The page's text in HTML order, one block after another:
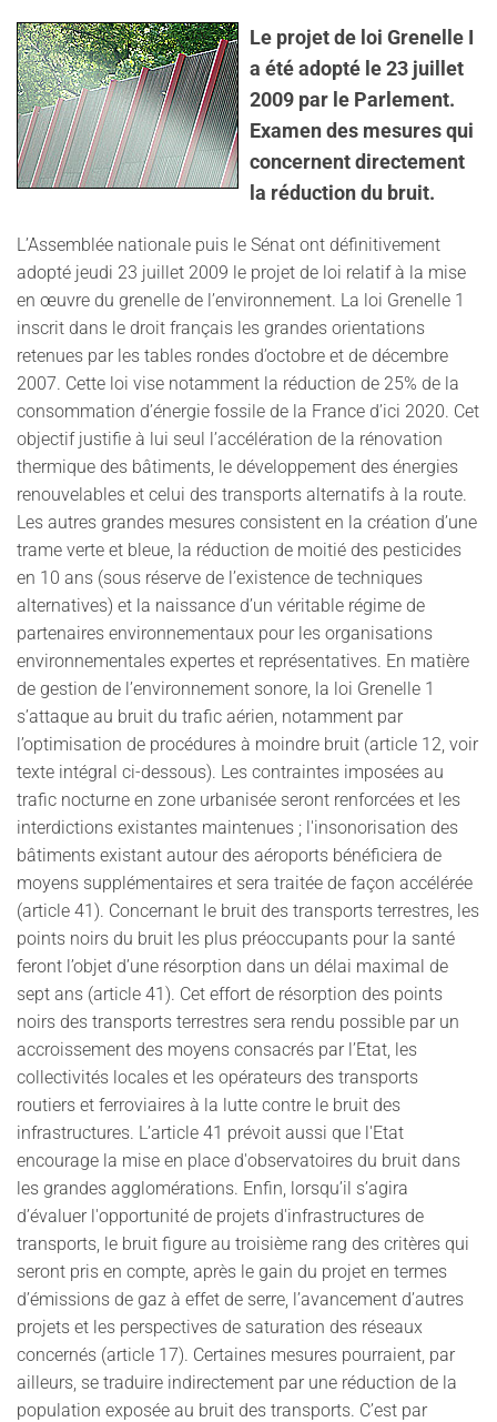
Le projet de loi Grenelle I
a été adopté le 23 juillet
2009 par le Parlement.
Examen des mesures qui
concernent directement
la réduction du bruit.
L’Assemblée nationale puis le Sénat ont définitivement
adopté jeudi 23 juillet 2009 le projet de loi relatif à la mise
en œuvre du grenelle de l’environnement. La loi Grenelle 1
inscrit dans le droit français les grandes orientations
retenues par les tables rondes d’octobre et de décembre
2007. Cette loi vise notamment la réduction de 25% de la
consommation d’énergie fossile de la France d’ici 2020. Cet
objectif justifie à lui seul l’accélération de la rénovation
thermique des bâtiments, le développement des énergies
renouvelables et celui des transports alternatifs à la route.
Les autres grandes mesures consistent en la création d’une
trame verte et bleue, la réduction de moitié des pesticides
en 10 ans (sous réserve de l’existence de techniques
alternatives) et la naissance d’un véritable régime de
partenaires environnementaux pour les organisations
environnementales expertes et représentatives. En matière
de gestion de l’environnement sonore, la loi Grenelle 1
s’attaque au bruit du trafic aérien, notamment par
l’optimisation de procédures à moindre bruit (article 12, voir
texte intégral ci-dessous). Les contraintes imposées au
trafic nocturne en zone urbanisée seront renforcées et les
interdictions existantes maintenues ; l'insonorisation des
bâtiments existant autour des aéroports bénéficiera de
moyens supplémentaires et sera traitée de façon accélérée
(article 41). Concernant le bruit des transports terrestres, les
points noirs du bruit les plus préoccupants pour la santé
feront l’objet d’une résorption dans un délai maximal de
sept ans (article 41). Cet effort de résorption des points
noirs des transports terrestres sera rendu possible par un
accroissement des moyens consacrés par l’Etat, les
collectivités locales et les opérateurs des transports
routiers et ferroviaires à la lutte contre le bruit des
infrastructures. L’article 41 prévoit aussi que l'Etat
encourage la mise en place d'observatoires du bruit dans
les grandes agglomérations. Enfin, lorsqu’il s’agira
d’évaluer l'opportunité de projets d'infrastructures de
transports, le bruit figure au troisième rang des critères qui
seront pris en compte, après le gain du projet en termes
d’émissions de gaz à effet de serre, l’avancement d’autres
projets et les perspectives de saturation des réseaux
concernés (article 17). Certaines mesures pourraient, par
ailleurs, se traduire indirectement par une réduction de la
population exposée au bruit des transports. C’est par